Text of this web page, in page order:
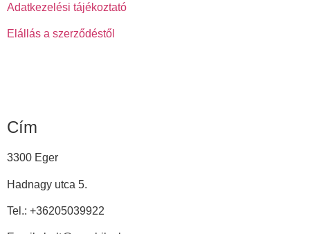
Adatkezelési tájékoztató
Elállás a szerződéstől
Cím
3300 Eger
Hadnagy utca 5.
Tel.: +36205039922